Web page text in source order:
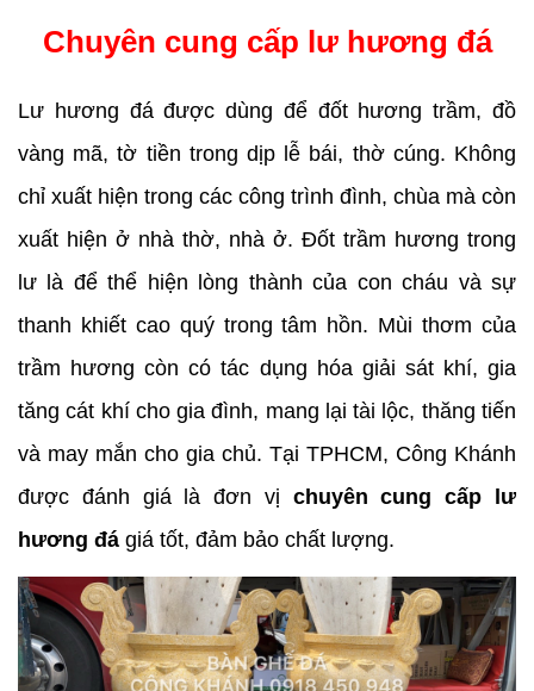
Chuyên cung cấp lư hương đá
Lư hương đá được dùng để đốt hương trầm, đồ
vàng mã, tờ tiền trong dịp lễ bái, thờ cúng. Không
chỉ xuất hiện trong các công trình đình, chùa mà còn
xuất hiện ở nhà thờ, nhà ở. Đốt trầm hương trong
lư là để thể hiện lòng thành của con cháu và sự
thanh khiết cao quý trong tâm hồn. Mùi thơm của
trầm hương còn có tác dụng hóa giải sát khí, gia
tăng cát khí cho gia đình, mang lại tài lộc, thăng tiến
và may mắn cho gia chủ. Tại TPHCM, Công Khánh
được đánh giá là đơn vị chuyên cung cấp lư
hương đá giá tốt, đảm bảo chất lượng.